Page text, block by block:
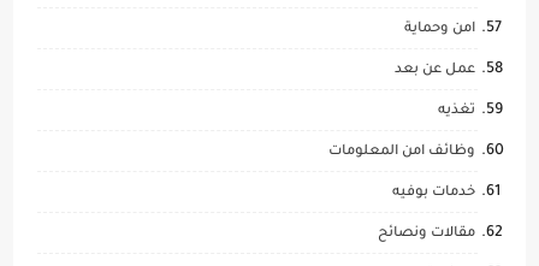
امن وحماية
عمل عن بعد
تغذيه
وظائف امن المعلومات
خدمات بوفيه
مقالات ونصائح